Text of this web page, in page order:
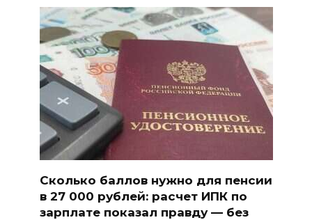
Сколько баллов нужно для пенсии
в 27 000 рублей: расчет ИПК по
зарплате показал правду — без